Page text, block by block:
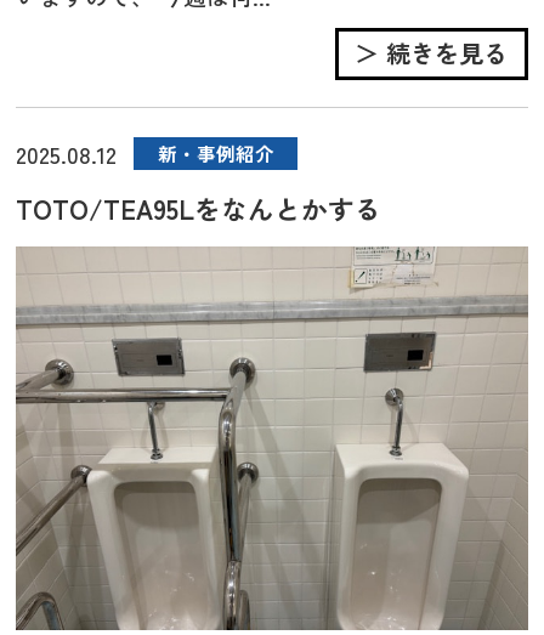
＞ 続きを見る
2025.08.12 新・事例紹介
TOTO/TEA95Lをなんとかする